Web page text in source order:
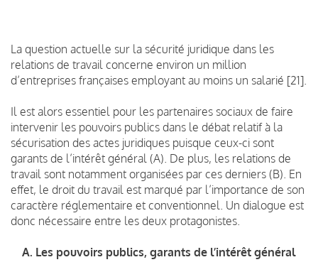
La question actuelle sur la sécurité juridique dans les
relations de travail concerne environ un million
d’entreprises françaises employant au moins un salarié [21].
Il est alors essentiel pour les partenaires sociaux de faire
intervenir les pouvoirs publics dans le débat relatif à la
sécurisation des actes juridiques puisque ceux-ci sont
garants de l’intérêt général (A). De plus, les relations de
travail sont notamment organisées par ces derniers (B). En
effet, le droit du travail est marqué par l’importance de son
caractère réglementaire et conventionnel. Un dialogue est
donc nécessaire entre les deux protagonistes.
A. Les pouvoirs publics, garants de l’intérêt général